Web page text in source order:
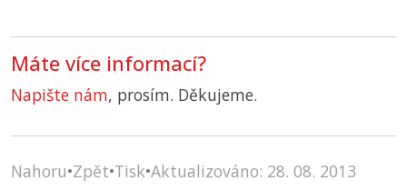
Máte více informací?
Napište nám, prosím. Děkujeme.
Nahoru•Zpět•Tisk•Aktualizováno: 28. 08. 2013